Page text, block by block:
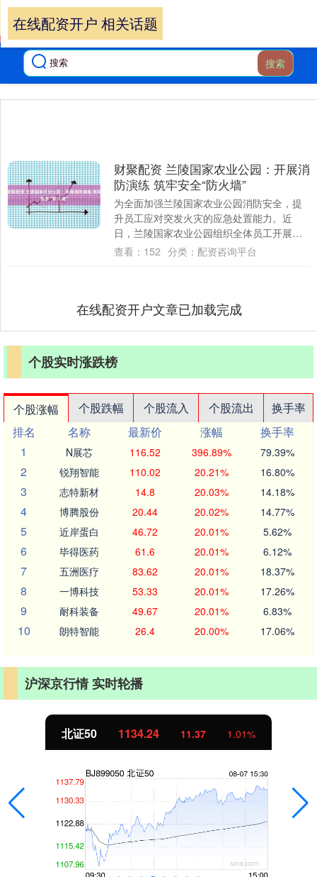
搜索
在线配资开户 相关话题
财聚配资 兰陵国家农业公园：开展消
防演练 筑牢安全“防火墙”
为全面加强兰陵国家农业公园消防安全，提
升员工应对突发火灾的应急处置能力。近
日，兰陵国家农业公园组织全体员工开展了
一场紧张而有序的消防演练。 演练开始前，
查看： 152 分类： 配资咨询平台
在线配资开户文章已加载完成
个股实时涨跌榜
个股涨幅 个股跌幅 个股流入 个股流出
换手率
排名
名称 最新价 涨幅
换手率
1
N展芯 116.52 396.89% 79.39%
2 锐翔智能 110.02 20.21% 16.80%
3 志特新材 14.8 20.03% 14.18%
4 博腾股份 20.44 20.02% 14.77%
5 近岸蛋白 46.72 20.01% 5.62%
6 毕得医药 61.6 20.01% 6.12%
7 五洲医疗 83.62 20.01% 18.37%
8 一博科技 53.33 20.01% 17.26%
9 耐科装备 49.67 20.01% 6.83%
10 朗特智能 26.4 20.00% 17.06%
沪深京行情 实时轮播
北证50 1134.24 11.37 1.01%